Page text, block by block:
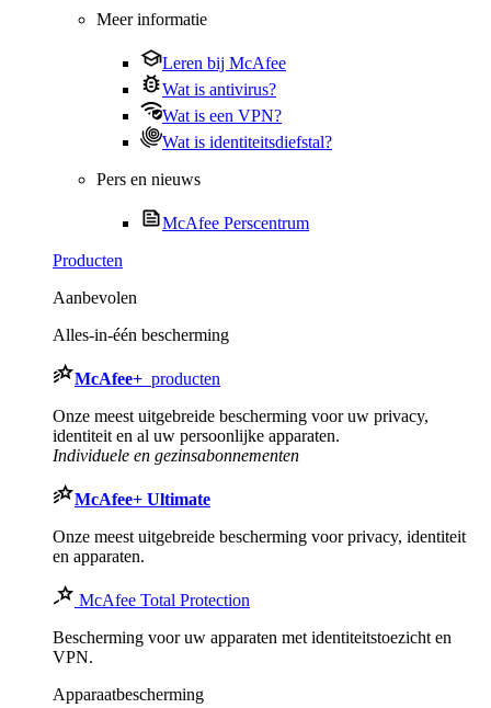
Meer informatie
Leren bij McAfee
Wat is antivirus?
Wat is een VPN?
Wat is identiteitsdiefstal?
Pers en nieuws
McAfee Perscentrum
Producten
Aanbevolen
Alles-in-één bescherming
McAfee+ producten
Onze meest uitgebreide bescherming voor uw privacy,
identiteit en al uw persoonlijke apparaten.​
Individuele en gezinsabonnementen
McAfee+ Ultimate
Onze meest uitgebreide bescherming voor privacy, identiteit
en apparaten.
McAfee Total Protection
Bescherming voor uw apparaten met identiteitstoezicht en
VPN.
Apparaatbescherming